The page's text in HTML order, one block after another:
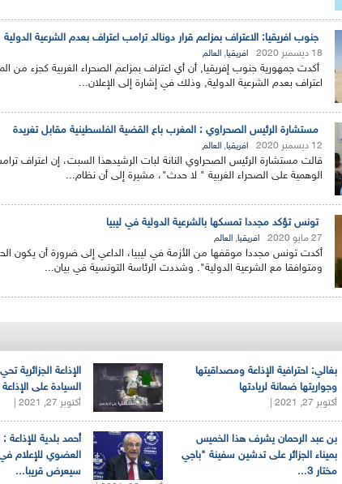
جنوب افريقيا: الاعتراف بمزاعم قرار دونالد ترامب اعتراف بعدم الشرعية الدولية
18 ديسمبر 2020 افريقيا, العالم
أكدت جمهورية جنوب إفريقيا, أن أي اعتراف بمزاعم الصحراء الغربية كجزء من
اعتراف بعدم الشرعية الدولية, وذلك في إشارة إلى الإعلان...
مستشارة الرئيس الصحراوي : المغرب باع القضية الفلسطينية مقابل تغريدة
12 ديسمبر 2020 افريقيا, العالم
قالت مستشارة الرئيس الصحراوي النانة لبات الرشيدهذا السبت، إن اعتراف
الوهمية على الصحراء الغربية " لا حدث"، مشيرة إلى أن نظام...
تونس تؤكد مجددا تمسكها بالشرعية الدولية في ليبيا
27 مايو 2020 افريقيا, العالم
أكدت تونس مجددا موقفها من الأزمة في ليبيا، الداعي إلى ضرورة أن يكون
ومتوافقا مع الشرعية الدولية". وشددت الرئاسة التونسية في بيان...
السيادة على
أكتوبر 27, 2021 |
بغالي: احترافية الإذاعة ومصداقيتها
وجواريتها ضمانة لريادتها
أكتوبر 27, 2021 |
أحمد بلدية للإذاعة :
العضوي للإعلام في
سيعرض قريبا...
بن عبد الرحمان يشرف هذا الخميس
بميناء الجزائر على تدشين سفينة "باجي
مختار 3...